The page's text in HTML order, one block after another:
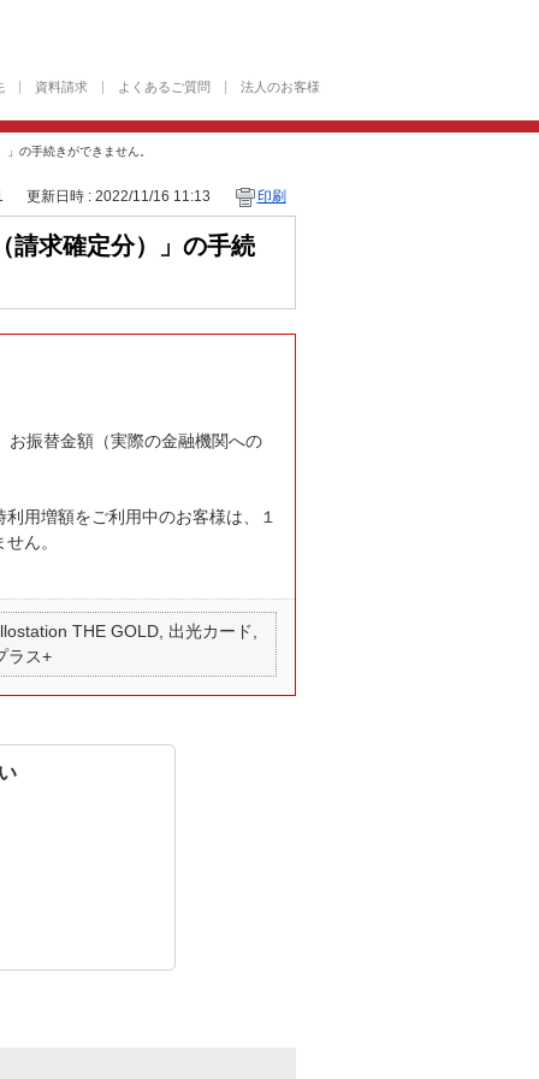
資料請求 よくあるご質問 法人のお客様
の手続きができません。
更新日時 : 2022/11/16 11:13 印刷
請求確定分）」の手続
お振替金額（実際の金融機関への
用増額をご利用中のお客様は、１
ん。
THE GOLD, 出光カード,
ラス+